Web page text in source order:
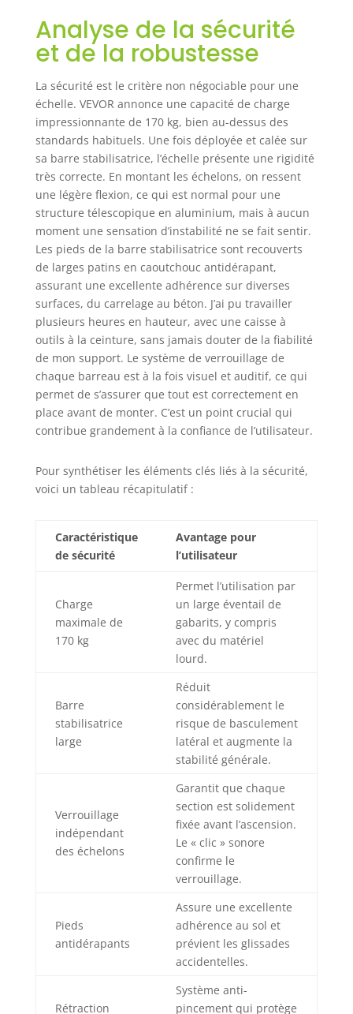
l'entretien
extérieur, tout en
garantissant un
rangement et un
transport faciles.
Analyse de la sécurité
et de la robustesse
La sécurité est le critère non négociable pour une
échelle. VEVOR annonce une capacité de charge
impressionnante de 170 kg, bien au-dessus des
standards habituels. Une fois déployée et calée sur
sa barre stabilisatrice, l’échelle présente une rigidité
très correcte. En montant les échelons, on ressent
une légère flexion, ce qui est normal pour une
structure télescopique en aluminium, mais à aucun
moment une sensation d’instabilité ne se fait sentir.
Les pieds de la barre stabilisatrice sont recouverts
de larges patins en caoutchouc antidérapant,
assurant une excellente adhérence sur diverses
surfaces, du carrelage au béton. J’ai pu travailler
plusieurs heures en hauteur, avec une caisse à
outils à la ceinture, sans jamais douter de la fiabilité
de mon support. Le système de verrouillage de
chaque barreau est à la fois visuel et auditif, ce qui
permet de s’assurer que tout est correctement en
place avant de monter. C’est un point crucial qui
contribue grandement à la confiance de l’utilisateur.
Pour synthétiser les éléments clés liés à la sécurité,
voici un tableau récapitulatif :
Caractéristique
de sécurité
Avantage pour
l’utilisateur
Charge
maximale de
170 kg
Permet l’utilisation par
un large éventail de
gabarits, y compris
avec du matériel
lourd.
Barre
stabilisatrice
large
Réduit
considérablement le
risque de basculement
latéral et augmente la
stabilité générale.
Verrouillage
indépendant
des échelons
Garantit que chaque
section est solidement
fixée avant l’ascension.
Le « clic » sonore
confirme le
verrouillage.
Pieds
antidérapants
Assure une excellente
adhérence au sol et
prévient les glissades
accidentelles.
Rétraction
Système anti-
pincement qui protège